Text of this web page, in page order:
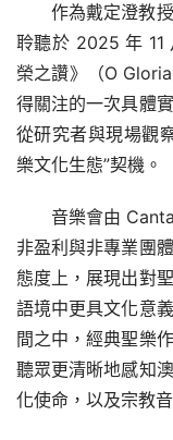
作為戴定澄教
聆聽於 2025 年 11
榮之讚》（O
得關注的一次具體
從研究者與現場觀
樂文化生態”契機。
音樂會由
非盈利與非專業團
態度上，展現出對
語境中更具文化意
間之中，經典聖樂
聽眾更清晰地感知
化使命，以及宗教